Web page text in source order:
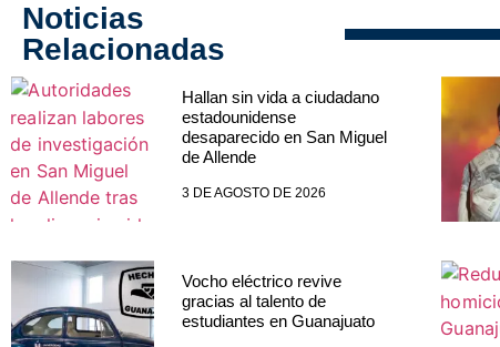
Noticias
Relacionadas
Hallan sin vida a ciudadano
estadounidense
desaparecido en San Miguel
de Allende
3 DE AGOSTO DE 2026
Vocho eléctrico revive
gracias al talento de
estudiantes en Guanajuato